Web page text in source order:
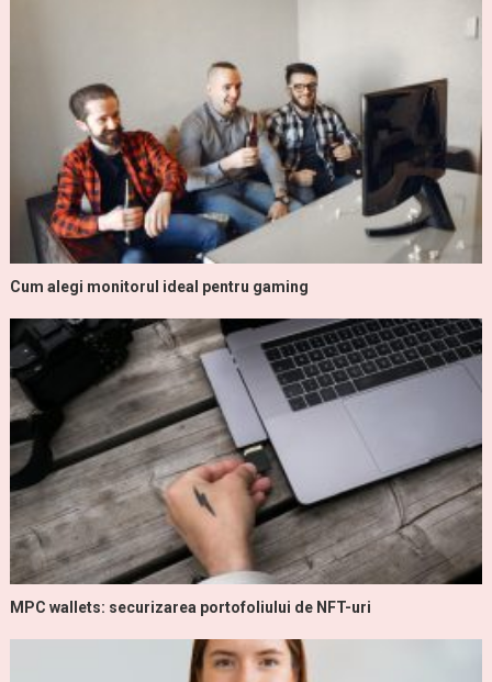
Cum alegi monitorul ideal pentru gaming
MPC wallets: securizarea portofoliului de NFT-uri